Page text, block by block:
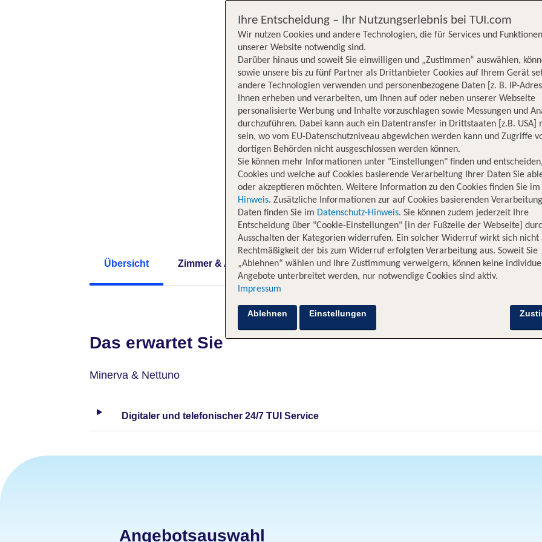
Übersicht Zimmer & Angebote Hotelinformationen Lage Bewertungen
Das erwartet Sie
Minerva & Nettuno
Digitaler und telefonischer 24/7 TUI Service
Angebotsauswahl
Ihre Entscheidung – Ihr Nutzungserlebnis bei TUI.com
Wir nutzen Cookies und andere Technologien, die für Services und
unserer Website notwendig sind.
Darüber hinaus und soweit Sie einwilligen und „Zustimmen“ auswählen,
sowie unsere bis zu fünf Partner als Drittanbieter Cookies auf Ihrem Gerät
andere Technologien verwenden und personenbezogene Daten [z. B. IP-
Ihnen erheben und verarbeiten, um Ihnen auf oder neben unserer Webseite
personalisierte Werbung und Inhalte vorzuschlagen sowie Messungen und
durchzuführen. Dabei kann auch ein Datentransfer in Drittstaaten [z.B. USA]
sein, wo vom EU-Datenschutzniveau abgewichen werden kann und Zugriffe
dortigen Behörden nicht ausgeschlossen werden können.
Sie können mehr Informationen unter "Einstellungen" finden und
Cookies und welche auf Cookies basierende Verarbeitung Ihrer Daten Sie
oder akzeptieren möchten. Weitere Information zu den Cookies finden Sie im
Hinweis. Zusätzliche Informationen zur auf Cookies basierenden
Daten finden Sie im Datenschutz-Hinweis. Sie können zudem jederzeit Ihre
Entscheidung über "Cookie-Einstellungen" [in der Fußzeile der Webseite]
Ausschalten der Kategorien widerrufen. Ein solcher Widerruf wirkt sich nicht
Rechtmäßigkeit der bis zum Widerruf erfolgten Verarbeitung aus. Soweit Sie
„Ablehnen“ wählen und Ihre Zustimmung verweigern, können keine
Angebote unterbreitet werden, nur notwendige Cookies sind aktiv.
Impressum
Ablehnen Einstellungen